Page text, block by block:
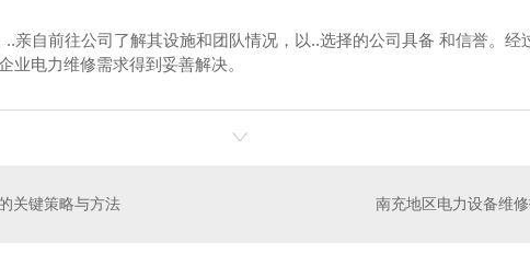
亲自前往公司了解其设施和团队情况，以..选择的公司具备 和信誉。经
业电力维修需求得到妥善解决。
关键策略与方法 南充地区电力设备维